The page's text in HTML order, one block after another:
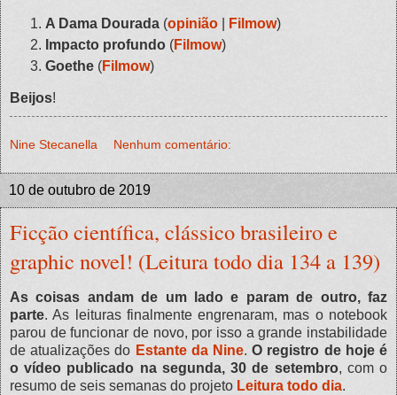
A Dama Dourada (opinião Filmow)
Impacto profundo (Filmow)
Goethe (Filmow)
Beijos!
Nine Stecanella Nenhum comentário:
10 de outubro de 2019
Ficção científica, clássico brasileiro e
graphic novel! (Leitura todo dia 134 a 139)
As coisas andam de um lado e param de outro, faz
parte. As leituras finalmente engrenaram, mas o notebook
parou de funcionar de novo, por isso a grande instabilidade
de atualizações do Estante da Nine.O registro de hoje é
o vídeo publicado na segunda, 30 de setembro, com o
resumo de seis semanas do projeto Leitura todo dia.